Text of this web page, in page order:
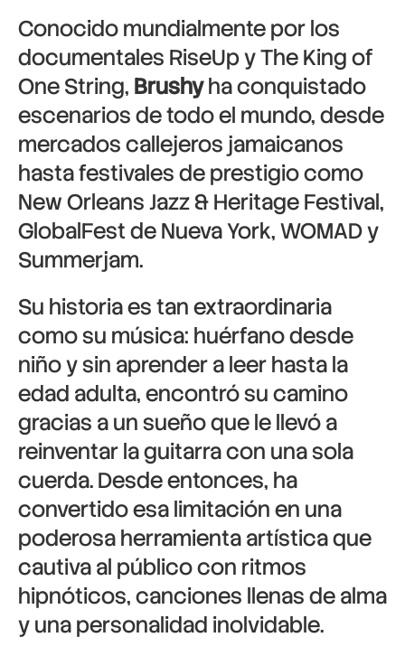
Conocido mundialmente por los
documentales RiseUp y The King of
One String, Brushyha conquistado
escenarios de todo el mundo, desde
mercados callejeros jamaicanos
hasta festivales de prestigio como
New Orleans Jazz & Heritage Festival,
GlobalFest de Nueva York, WOMAD y
Summerjam.
Su historia es tan extraordinaria
como su música: huérfano desde
niño y sin aprender a leer hasta la
edad adulta, encontró su camino
gracias a un sueño que le llevó a
reinventar la guitarra con una sola
cuerda. Desde entonces, ha
convertido esa limitación en una
poderosa herramienta artística que
cautiva al público con ritmos
hipnóticos, canciones llenas de alma
y una personalidad inolvidable.